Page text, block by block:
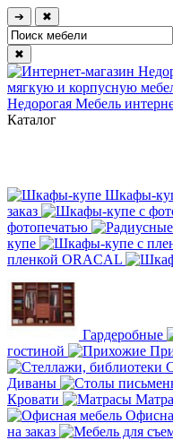
➔ ✖
✖
Недорогая Мебель
Каталог
Шкафы-
заказ
фотопечатью
купе
пленкой ORACAL
Гардеробные
гостиной
Диваны
Кровати
на заказ